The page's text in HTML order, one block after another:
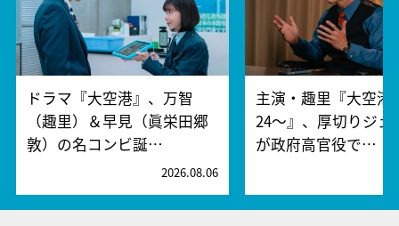
ドラマ『大空港』、万智
（趣里）＆早見（眞栄田郷
敦）の名コンビ誕…
2026.08.06
主演・趣里『大空港
24～』、厚切りジェ
が政府高官役で…